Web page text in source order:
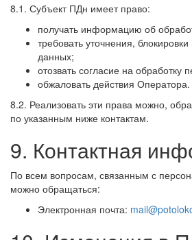
8.1. Субъект ПДн имеет право:
получать информацию об
требовать уточнения,
данных;
отозвать согласие на обработку
обжаловать действия Оператора.
8.2. Реализовать эти права можно,
по указанным ниже контактам.
9. Контактная
По всем вопросам, связанным с
можно обращаться:
Электронная почта: